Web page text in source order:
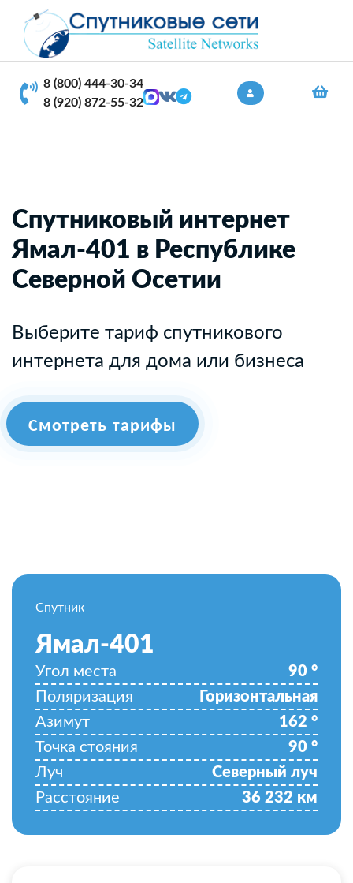
8 (800) 444-30-34
8 (920) 872-55-32
Спутниковый интернет
Ямал-401 в Республике
Северной Осетии
Выберите тариф спутникового
интернета для дома или бизнеса
Смотреть тарифы
Спутник
Ямал-401
Угол места 90 °
Поляризация
Горизонтальная
Азимут
162 °
Точка стояния
90 °
Луч
Северный луч
Расстояние
36 232 км